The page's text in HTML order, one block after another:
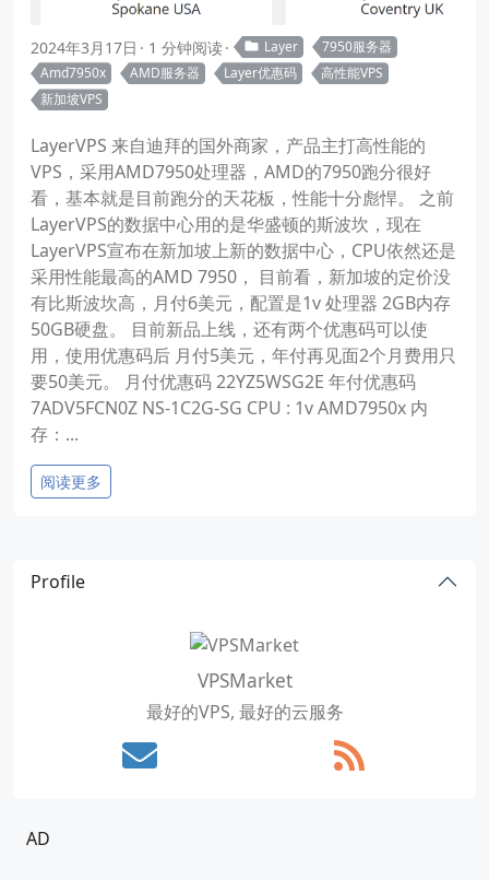
2024年3月17日 1 分钟阅读 Layer
7950服务器
Amd7950x
AMD服务器 Layer优惠码
高性能VPS
新加坡VPS
LayerVPS 来自迪拜的国外商家，产品主打高性能的
VPS，采用AMD7950处理器，AMD的7950跑分很好
看，基本就是目前跑分的天花板，性能十分彪悍。 之前
LayerVPS的数据中心用的是华盛顿的斯波坎，现在
LayerVPS宣布在新加坡上新的数据中心，CPU依然还是
采用性能最高的AMD 7950， 目前看，新加坡的定价没
有比斯波坎高，月付6美元，配置是1v 处理器 2GB内存
50GB硬盘。 目前新品上线，还有两个优惠码可以使
用，使用优惠码后 月付5美元，年付再见面2个月费用只
要50美元。 月付优惠码 22YZ5WSG2E 年付优惠码
7ADV5FCN0Z NS-1C2G-SG CPU : 1v AMD7950x 内
存：...
阅读更多
Profile
VPSMarket
最好的VPS, 最好的云服务
AD